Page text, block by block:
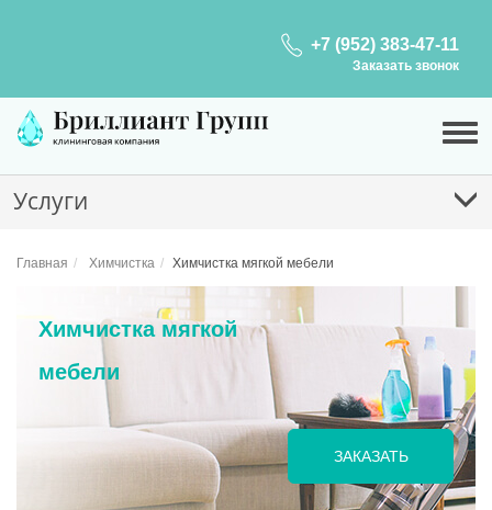
+7 (952) 383-47-11
Заказать звонок
Услуги
Главная Химчистка Химчистка мягкой мебели
Химчистка мягкой
мебели